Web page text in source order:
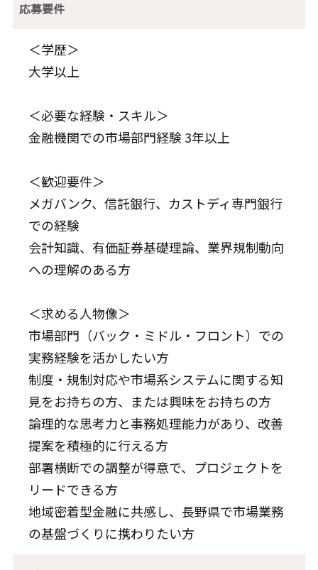
応募要件
＜学歴＞
大学以上
＜必要な経験・スキル＞
金融機関での市場部門経験 3年以上
＜歓迎要件＞
メガバンク、信託銀行、カストディ専門銀行
での経験
会計知識、有価証券基礎理論、業界規制動向
への理解のある方
＜求める人物像＞
市場部門（バック・ミドル・フロント）での
実務経験を活かしたい方
制度・規制対応や市場系システムに関する知
見をお持ちの方、または興味をお持ちの方
論理的な思考力と事務処理能力があり、改善
提案を積極的に行える方
部署横断での調整が得意で、プロジェクトを
リードできる方
地域密着型金融に共感し、長野県で市場業務
の基盤づくりに携わりたい方